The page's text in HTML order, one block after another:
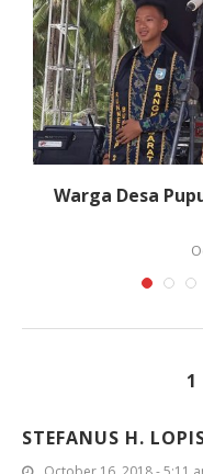
Warga Desa
1
STEFANUS H.